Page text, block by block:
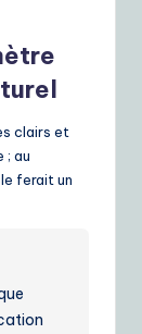
clairs et
; au
ferait un